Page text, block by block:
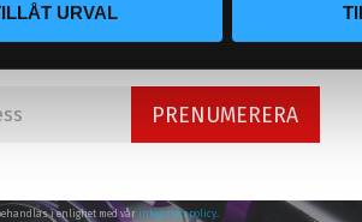
URVAL
PRENUMERERA
i enlighet med vår integritetspolicy